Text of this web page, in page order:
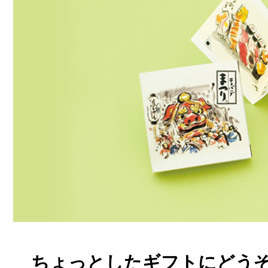
ちょっとしたギフトにどう